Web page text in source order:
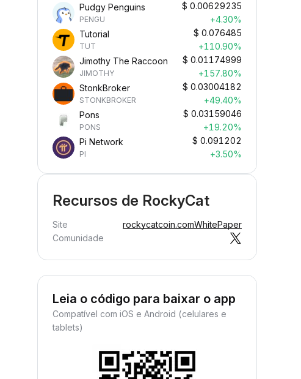
Pudgy Penguins
PENGU
$ 0.00629235
+4.30%
Tutorial
TUT
$ 0.076485
+110.90%
Jimothy The Raccoon
JIMOTHY
$ 0.01174999
+157.80%
StonkBroker
STONKBROKER
$ 0.03004182
+49.40%
Pons
PONS
$ 0.03159046
+19.20%
Pi Network
PI
$ 0.091202
+3.50%
Recursos de RockyCat
Site rockycatcoin.comWhitePaper
Comunidade
Leia o código para baixar o app
Compatível com iOS e Android (celulares e
tablets)